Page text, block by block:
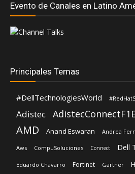
Evento de Canales en Latino
Principales Temas
#DellTechnologiesWorld
Adistec
AMD Anand Eswaran Andrea
Aws CompuSoluciones Connect Dell
Eduardo Chavarro Fortinet Gartner